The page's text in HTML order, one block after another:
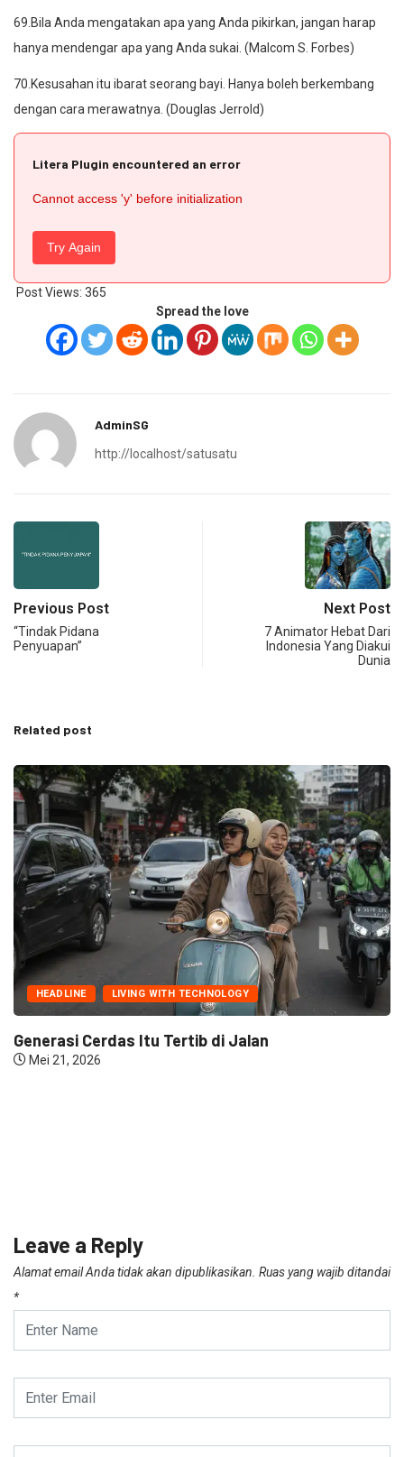
69.Bila Anda mengatakan apa yang Anda pikirkan, jangan harap
hanya mendengar apa yang Anda sukai. (Malcom S. Forbes)
70.Kesusahan itu ibarat seorang bayi. Hanya boleh berkembang
dengan cara merawatnya. (Douglas Jerrold)
Litera Plugin encountered an error
Cannot access 'y' before initialization
Try Again
Post Views: 365
Spread the love
AdminSG
http://localhost/satusatu
Previous Post
“Tindak Pidana
Penyuapan”
Next Post
7 Animator Hebat Dari
Indonesia Yang Diakui
Dunia
Related post
di Jalan
HEADLINE INDONESIA
Dari Bima ke Karbala:
Leave a Reply
Alamat email Anda tidak akan dipublikasikan. Ruas yang wajib ditandai
*